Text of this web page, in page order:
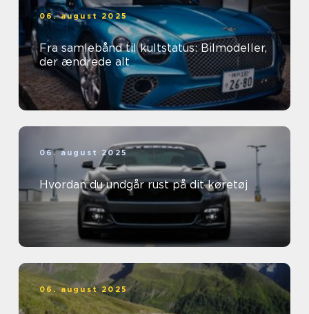
06. august 2025
Fra samlebånd til kultstatus: Bilmodeller,
der ændrede alt
06. august 2025
Hvordan du undgår rust på dit køretøj
06. august 2025